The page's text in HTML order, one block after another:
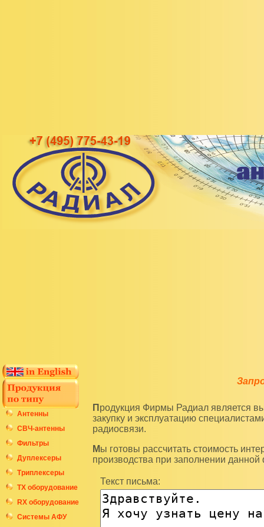
Антенны
СВЧ-антенны
Фильтры
Дуплексеры
Триплексеры
ТХ оборудование
RX оборудование
Системы АФУ
Продукция Фирмы Радиал является высокотехнологичным оборудованием и подразумевает
закупку и эксплуатацию
радиосвязи.
Мы готовы рассчитать стоимость интересующих вас изделий по последним ценам нашего
производства при заполнении
Текст письма: